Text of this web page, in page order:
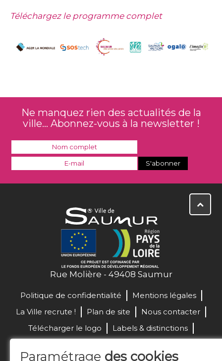
Téléchargez le programme complet
Paramétrage des cookies
Ne manquez rien des actualités de la
ville... Abonnez-vous à la newsletter !
Rue Molière - 49408 Saumur
Politique de confidentialité
Mentions légales
La Ville recrute !
Plan de site
Nous contacter
Télécharger le logo
Labels & distinctions